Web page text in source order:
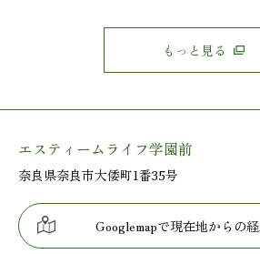
もっと見る
エスティームライフ学園前
奈良県奈良市大倭町1番35号
Googlemapで現在地からの